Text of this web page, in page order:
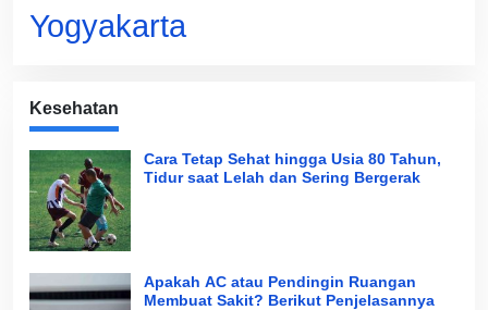
Yogyakarta
Kesehatan
Cara Tetap Sehat hingga Usia 80 Tahun,
Tidur saat Lelah dan Sering Bergerak
Apakah AC atau Pendingin Ruangan
Membuat Sakit? Berikut Penjelasannya